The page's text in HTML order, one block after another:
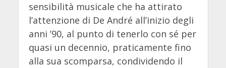
sensibilità musicale che ha attirato
l’attenzione di De André all’inizio degli
anni ’90, al punto di tenerlo con sé per
quasi un decennio, praticamente fino
alla sua scomparsa, condividendo il